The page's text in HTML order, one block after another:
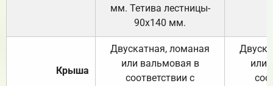
мм. Тетива лестницы-
90х140 мм.
Крыша
Двускатная, ломаная
или вальмовая в
соответствии с
или